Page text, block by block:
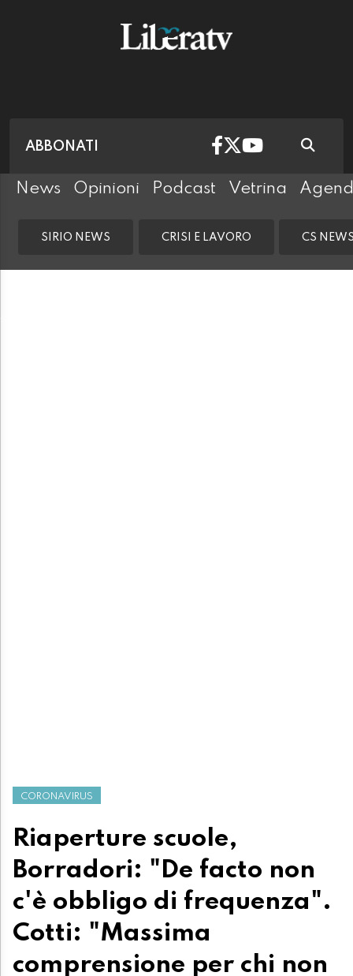
ABBONATI
News Opinioni Podcast Vetrina
SIRIO NEWS CRISI E LAVORO CS
CORONAVIRUS
Riaperture scuole,
Borradori: "De facto non
c'è obbligo di frequenza".
Cotti: "Massima
comprensione per chi non